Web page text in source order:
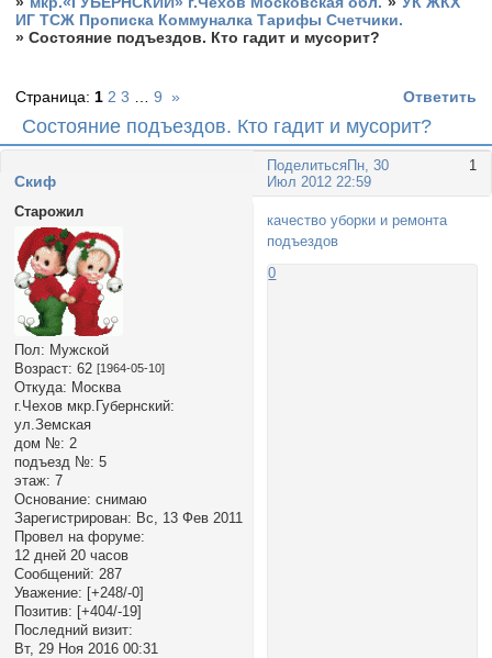
ИГ ТСЖ Прописка Коммуналка Тарифы Счетчики.
»Состояние подъездов. Кто гадит и мусорит?
Состояние подъездов. Кто гадит и мусорит?
Страница: 1 2 3 9 » Ответить
Поделиться 1
Пн, 30
Июл 2012 22:59
Cкиф
Старожил
Пол: Мужской
Возраст: 62 [1964-05-10]
Откуда: Москва
г.Чехов мкр.Губернский:
ул.Земская
дом №: 2
подъезд №: 5
этаж: 7
Основание: снимаю
Зарегистрирован: Вс, 13 Фев 2011
Провел на форуме:
12 дней 20 часов
Сообщений: 287
Уважение: [+248/-0]
Позитив: [+404/-19]
Последний визит:
Вт, 29 Ноя 2016 00:31
качество уборки и ремонта
подъездов
0